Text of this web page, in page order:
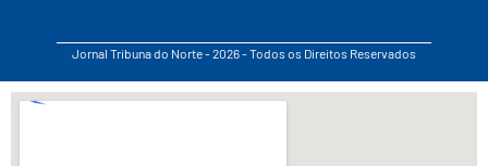
Jornal Tribuna do Norte - 2026 - Todos os Direitos Reservados